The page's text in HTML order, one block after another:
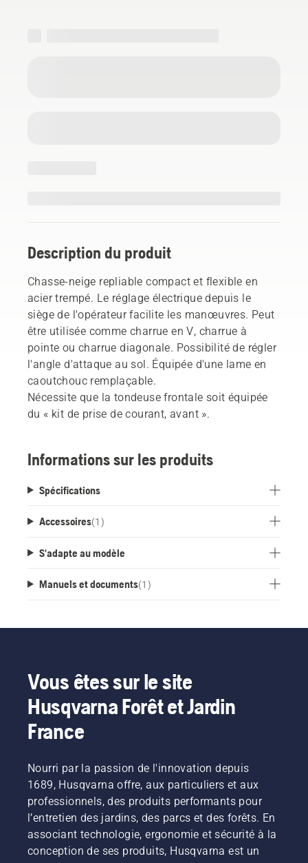
Description du produit
Chasse-neige repliable compact et flexible en
acier trempé. Le réglage électrique depuis le
siège de l'opérateur facilite les manœuvres. Peut
être utilisée comme charrue en V, charrue à
pointe ou charrue diagonale. Possibilité de régler
l'angle d'attaque au sol. Équipée d'une lame en
caoutchouc remplaçable.
Nécessite que la tondeuse frontale soit équipée
du « kit de prise de courant, avant ».
Informations sur les produits
Spécifications
Accessoires(1 )
S'adapte au modèle
Manuels et documents(1 )
Vous êtes sur le site
Husqvarna Forêt et Jardin
France
Nourri par la passion de l'innovation depuis
1689, Husqvarna offre, aux particuliers et aux
professionnels, des produits performants pour
l’entretien des jardins, des parcs et des forêts. En
associant technologie, ergonomie et sécurité à la
conception de ses produits, Husqvarna est un